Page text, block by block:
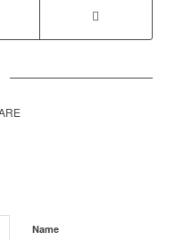
Name